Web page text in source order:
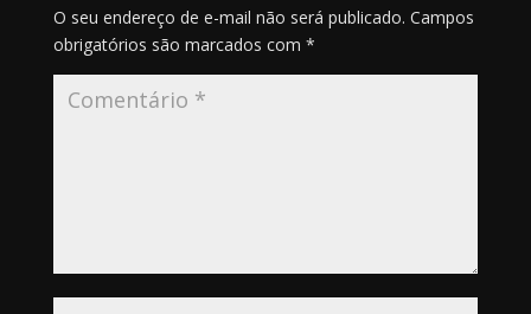
O seu endereço de e-mail não será publicado. Campos
obrigatórios são marcados com *